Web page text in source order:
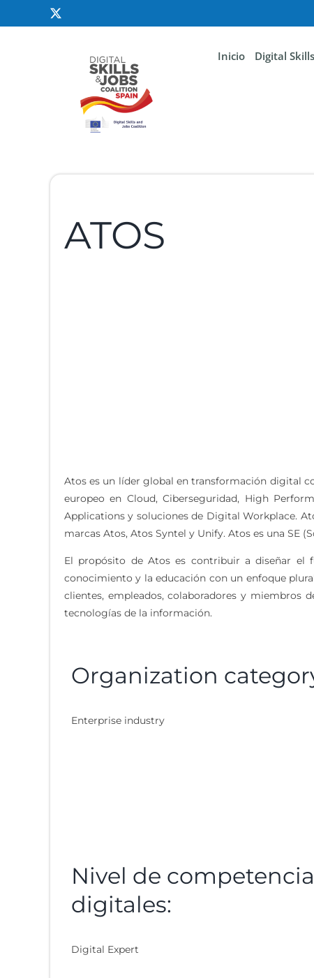
Inicio Digital
ATOS
Atos es un líder global en transformación digital
europeo en Cloud, Ciberseguridad, High
Applications y soluciones de Digital Workplace.
marcas Atos, Atos Syntel y Unify. Atos es una SE
El propósito de Atos es contribuir a diseñar el
conocimiento y la educación con un enfoque
clientes, empleados, colaboradores y miembros
tecnologías de la información.
Organization
Enterprise industry
Nivel de
digitales:
Digital Expert